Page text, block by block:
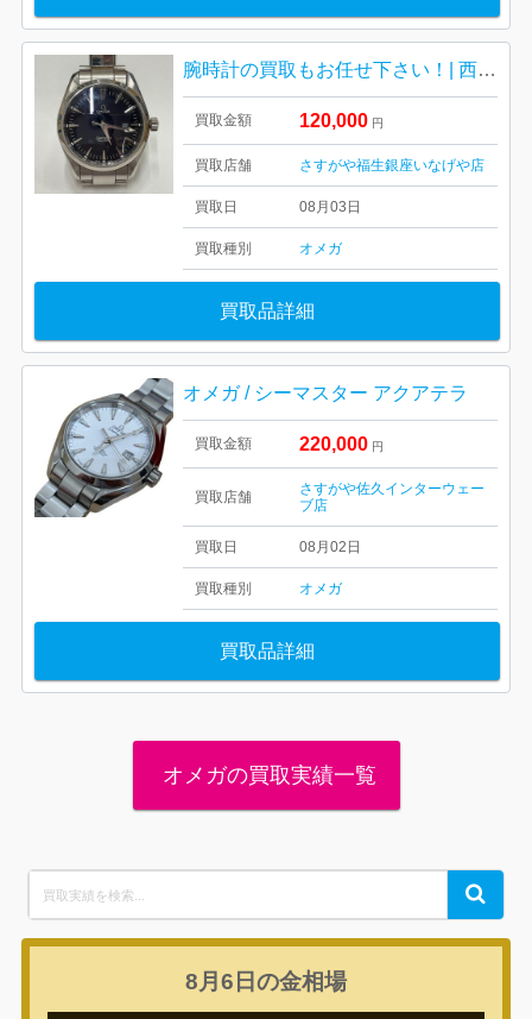
腕時計の買取もお任せ下さい！| 西多摩郡瑞穂町高根| OMEGA シーマスター AQUA TERA 腕時計
買取金額 120,000 円
買取店舗 さすがや福生銀座いなげや店
買取日 08月03日
買取種別 オメガ
買取品詳細
オメガ / シーマスター アクアテラ
買取金額 220,000 円
買取店舗
さすがや佐久インターウェー
ブ店
買取日 08月02日
買取種別 オメガ
買取品詳細
オメガの買取実績一覧
for:
Search
8月6日の金相場